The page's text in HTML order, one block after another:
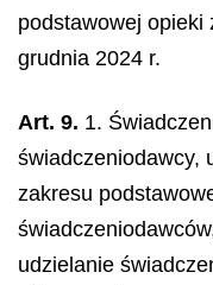
podstawowej opieki
grudnia 2024 r.
Art. 9. 1.
świadczeniodawcy,
zakresu
udzielanie